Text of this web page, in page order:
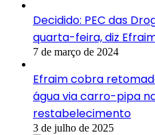
Decidido: PEC das
quarta-feira, diz
7 de março de 2024
Efraim cobra
água via carro-pipa
restabelecimento
3 de julho de 2025